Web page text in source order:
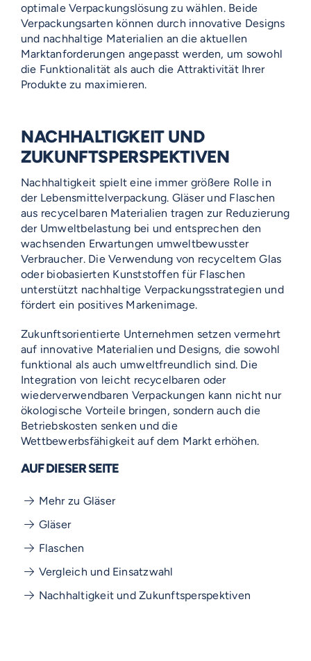
optimale Verpackungslösung zu wählen. Beide
Verpackungsarten können durch innovative Designs
und nachhaltige Materialien an die aktuellen
Marktanforderungen angepasst werden, um sowohl
die Funktionalität als auch die Attraktivität Ihrer
Produkte zu maximieren.
NACHHALTIGKEIT UND
ZUKUNFTSPERSPEKTIVEN
Nachhaltigkeit spielt eine immer größere Rolle in
der Lebensmittelverpackung. Gläser und Flaschen
aus recycelbaren Materialien tragen zur Reduzierung
der Umweltbelastung bei und entsprechen den
wachsenden Erwartungen umweltbewusster
Verbraucher. Die Verwendung von recyceltem Glas
oder biobasierten Kunststoffen für Flaschen
unterstützt nachhaltige Verpackungsstrategien und
fördert ein positives Markenimage.
Zukunftsorientierte Unternehmen setzen vermehrt
auf innovative Materialien und Designs, die sowohl
funktional als auch umweltfreundlich sind. Die
Integration von leicht recycelbaren oder
wiederverwendbaren Verpackungen kann nicht nur
ökologische Vorteile bringen, sondern auch die
Betriebskosten senken und die
Wettbewerbsfähigkeit auf dem Markt erhöhen.
AUF DIESER SEITE
Mehr zu Gläser
Gläser
Flaschen
Vergleich und Einsatzwahl
Nachhaltigkeit und Zukunftsperspektiven
EMERITO-MODELLE
AUF DIESER SEITE
VOSS-MODELLE
NOVUM
SOLID